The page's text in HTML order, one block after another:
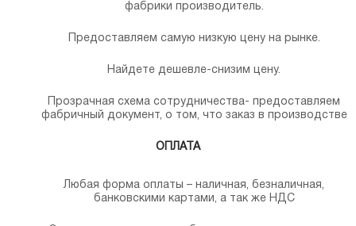
фабрики производитель.
Предоставляем самую низкую цену на рынке.
Найдете дешевле-снизим цену.
Прозрачная схема сотрудничества- предоставляем
фабричный документ, о том, что заказ в производстве
ОПЛАТА
Любая форма оплаты – наличная, безналичная,
банковскими картами, а так же НДС